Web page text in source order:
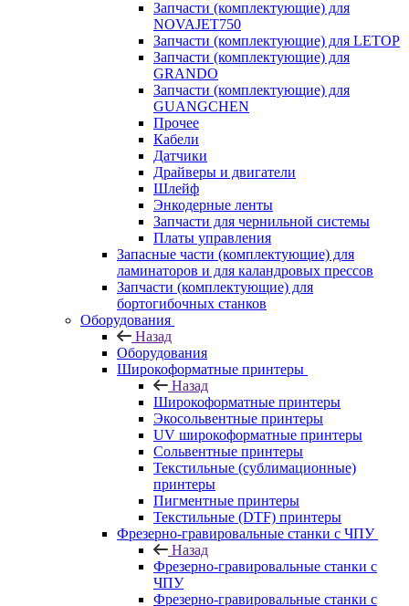
Запчасти (комплектующие) для
NOVAJET750
Запчасти (комплектующие) для LETOP
Запчасти (комплектующие) для
GRANDO
Запчасти (комплектующие) для
GUANGCHEN
Прочее
Кабели
Датчики
Драйверы и двигатели
Шлейф
Энкодерные ленты
Запчасти для чернильной системы
Платы управления
Запасные части (комплектующие) для
ламинаторов и для каландровых прессов
Запчасти (комплектующие) для
бортогибочных станков
Оборудования
Назад
Оборудования
Широкоформатные принтеры
Назад
Широкоформатные принтеры
Экосольвентные принтеры
UV широкоформатные принтеры
Сольвентные принтеры
Текстильные (сублимационные)
принтеры
Пигментные принтеры
Текстильные (DTF) принтеры
Фрезерно-гравировальные станки с ЧПУ
Назад
Фрезерно-гравировальные станки с
ЧПУ
Фрезерно-гравировальные станки с